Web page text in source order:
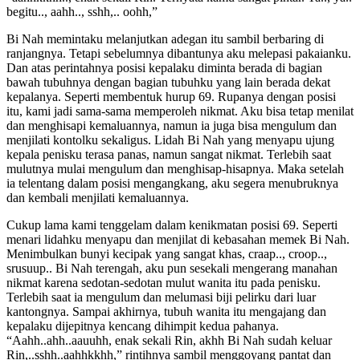
begitu.., aahh.., sshh,.. oohh,”
Bi Nah memintaku melanjutkan adegan itu sambil berbaring di
ranjangnya. Tetapi sebelumnya dibantunya aku melepasi pakaianku.
Dan atas perintahnya posisi kepalaku diminta berada di bagian
bawah tubuhnya dengan bagian tubuhku yang lain berada dekat
kepalanya. Seperti membentuk hurup 69. Rupanya dengan posisi
itu, kami jadi sama-sama memperoleh nikmat. Aku bisa tetap menilat
dan menghisapi kemaluannya, namun ia juga bisa mengulum dan
menjilati kontolku sekaligus. Lidah Bi Nah yang menyapu ujung
kepala penisku terasa panas, namun sangat nikmat. Terlebih saat
mulutnya mulai mengulum dan menghisap-hisapnya. Maka setelah
ia telentang dalam posisi mengangkang, aku segera menubruknya
dan kembali menjilati kemaluannya.
Cukup lama kami tenggelam dalam kenikmatan posisi 69. Seperti
menari lidahku menyapu dan menjilat di kebasahan memek Bi Nah.
Menimbulkan bunyi kecipak yang sangat khas, craap.., croop..,
srusuup.. Bi Nah terengah, aku pun sesekali mengerang manahan
nikmat karena sedotan-sedotan mulut wanita itu pada penisku.
Terlebih saat ia mengulum dan melumasi biji pelirku dari luar
kantongnya. Sampai akhirnya, tubuh wanita itu mengajang dan
kepalaku dijepitnya kencang dihimpit kedua pahanya.
“Aahh..ahh..aauuhh, enak sekali Rin, akhh Bi Nah sudah keluar
Rin,..sshh..aahhkkhh,” rintihnya sambil menggoyang pantat dan